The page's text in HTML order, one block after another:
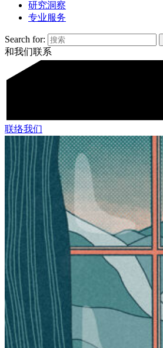
研究洞察
专业服务
Search for:
和我们联系
联络我们